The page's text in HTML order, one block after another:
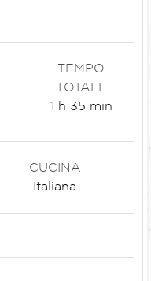
TEMPO
TOTALE
1 h 35 min
CUCINA
Italiana